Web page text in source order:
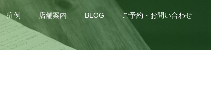
症例 店舗案内 BLOG ご予約・お問い合わせ